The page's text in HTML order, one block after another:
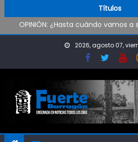
Títulos
OPINIÓN: ¿Hasta cuándo vamos
Oxbow Argentina brindó talleres
estudiantes de escuelas técnicas
Oportunidad para ingresar a la
2026, agosto 07,